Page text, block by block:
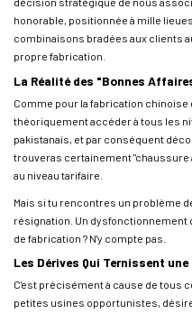
honorable, positionnée à mille
combinaisons bradées aux clients
propre fabrication.
La Réalité des "Bonnes
Comme pour la fabrication
théoriquement accéder à tous les
pakistanais, et par conséquent
trouveras certainement "chaussure
au niveau tarifaire.
Mais si tu rencontres un problème
résignation. Un dysfonctionnement
de fabrication ? N'y compte pas.
Les Dérives Qui Ternissent
C'est précisément à cause de tous
petites usines opportunistes,